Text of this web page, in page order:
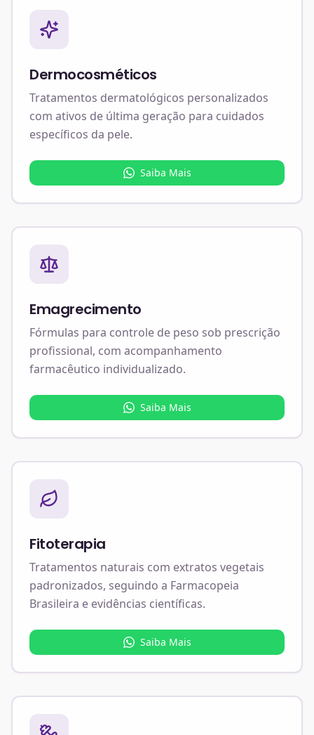
Dermocosméticos
Tratamentos dermatológicos personalizados
com ativos de última geração para cuidados
específicos da pele.
Saiba Mais
Emagrecimento
Fórmulas para controle de peso sob prescrição
profissional, com acompanhamento
farmacêutico individualizado.
Saiba Mais
Fitoterapia
Tratamentos naturais com extratos vegetais
padronizados, seguindo a Farmacopeia
Brasileira e evidências científicas.
Saiba Mais